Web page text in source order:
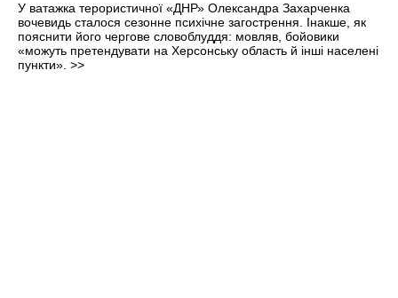
У ватажка терористичної «ДНР» Олександра Захарченка
вочевидь сталося сезонне психічне загострення. Інакше, як
пояснити його чергове словоблуддя: мовляв, бойовики
«можуть претендувати на Херсонську область й інші населені
пункти». >>